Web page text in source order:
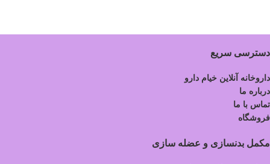
دسترسی سریع
داروخانه آنلاین خیام دارو
درباره ما
تماس با ما
فروشگاه
مکمل بدنسازی و عضله سازی